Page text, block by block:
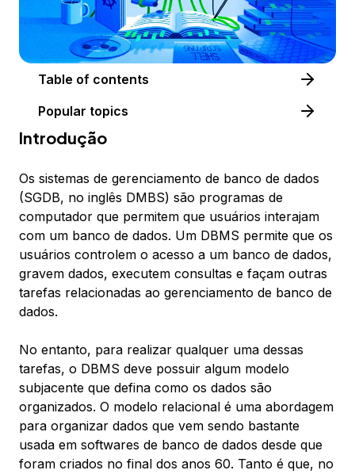
Table of contents
Popular topics
Introdução
Os sistemas de gerenciamento de banco de dados
(SGDB, no inglês DMBS) são programas de
computador que permitem que usuários interajam
com um banco de dados. Um DBMS permite que os
usuários controlem o acesso a um banco de dados,
gravem dados, executem consultas e façam outras
tarefas relacionadas ao gerenciamento de banco de
dados.
No entanto, para realizar qualquer uma dessas
tarefas, o DBMS deve possuir algum modelo
subjacente que defina como os dados são
organizados. O modelo relacional é uma abordagem
para organizar dados que vem sendo bastante
usada em softwares de banco de dados desde que
foram criados no final dos anos 60. Tanto é que, no